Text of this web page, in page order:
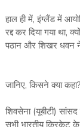
हाल ही में, इंग्लैंड में
रद्द कर दिया गया था,
पठान और शिखर धवन
जानिए, किसने क्या कहा?
शिवसेना (यूबीटी) सांसद